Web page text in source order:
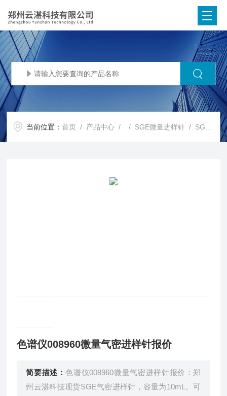
当前位置：首页 / 产品中心 / / SGE微量进样针 / SGE色谱仪008960微量气密进样针报价
色谱仪008960微量气密进样针报价
简要描述：色谱仪008960微量气密进样针报价：郑
州云湛科技现货SGE气密进样针，容量为10mL。可